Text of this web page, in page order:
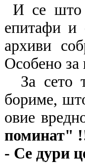
И се што
епитафи и
архиви
Особено за
За сето
бориме,
овие
поминат"
- Се дури